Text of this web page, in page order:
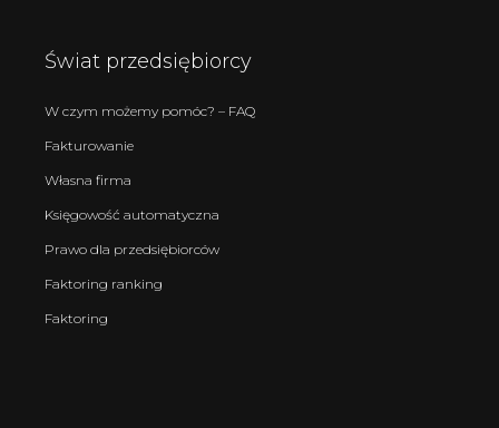
Świat przedsiębiorcy
W czym możemy pomóc? – FAQ
Fakturowanie
Własna firma
Księgowość automatyczna
Prawo dla przedsiębiorców
Faktoring ranking
Faktoring